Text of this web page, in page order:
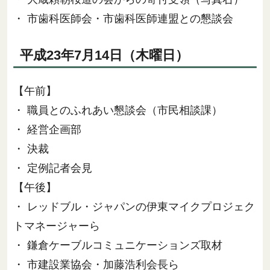
・ 市歯科医師会・市歯科医師連盟との懇談会
平成23年7月14日（木曜日）
【午前】
・ 職員とのふれあい懇談会（市民相談課）
・ 経営企画部
・ 決裁
・ 定例記者会見
【午後】
・ レッドブル・ジャパンの伊東マイクプロジェク
トマネージャーら
・ 鎌倉ケーブルコミュニケーションズ取材
・ 市建設業協会・加藤浩利会長ら